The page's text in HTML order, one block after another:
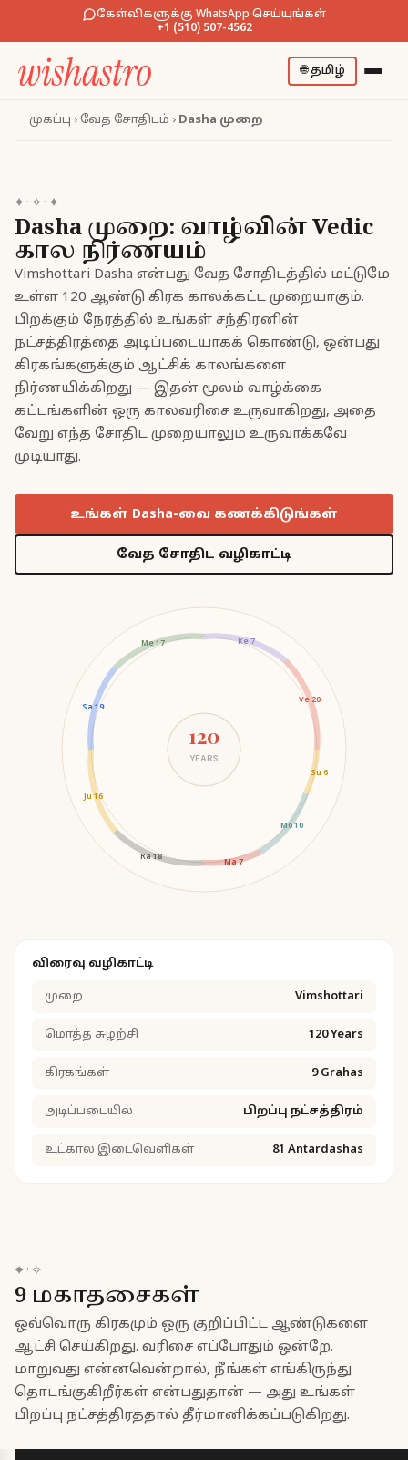
கேள்விகளுக்கு WhatsApp செய்யுங்கள்
+1 (510) 507-4562
🌐தமிழ்
முகப்பு › வேத சோதிடம் › Dasha முறை
✦ · ✧ · ✦
Dasha முறை: வாழ்வின் Vedic
கால நிர்ணயம்
Vimshottari Dasha என்பது வேத சோதிடத்தில் மட்டுமே
உள்ள 120 ஆண்டு கிரக காலக்கட்ட முறையாகும்.
பிறக்கும் நேரத்தில் உங்கள் சந்திரனின்
நட்சத்திரத்தை அடிப்படையாகக் கொண்டு, ஒன்பது
கிரகங்களுக்கும் ஆட்சிக் காலங்களை
நிர்ணயிக்கிறது — இதன் மூலம் வாழ்க்கை
கட்டங்களின் ஒரு காலவரிசை உருவாகிறது, அதை
வேறு எந்த சோதிட முறையாலும் உருவாக்கவே
முடியாது.
உங்கள் Dasha-வை கணக்கிடுங்கள்
வேத சோதிட வழிகாட்டி
Ke 7
Ve 20
Su 6
Mo 10
Ma 7
Ra 18
Ju 16
Sa 19
Me 17
120
YEARS
விரைவு வழிகாட்டி
முறை Vimshottari
மொத்த சுழற்சி 120 Years
கிரகங்கள் 9 Grahas
அடிப்படையில் பிறப்பு நட்சத்திரம்
உட்கால இடைவெளிகள் 81 Antardashas
✦ · ✧
9 மகாதசைகள்
ஒவ்வொரு கிரகமும் ஒரு குறிப்பிட்ட ஆண்டுகளை
ஆட்சி செய்கிறது. வரிசை எப்போதும் ஒன்றே.
மாறுவது என்னவென்றால், நீங்கள் எங்கிருந்து
தொடங்குகிறீர்கள் என்பதுதான் — அது உங்கள்
பிறப்பு நட்சத்திரத்தால் தீர்மானிக்கப்படுகிறது.